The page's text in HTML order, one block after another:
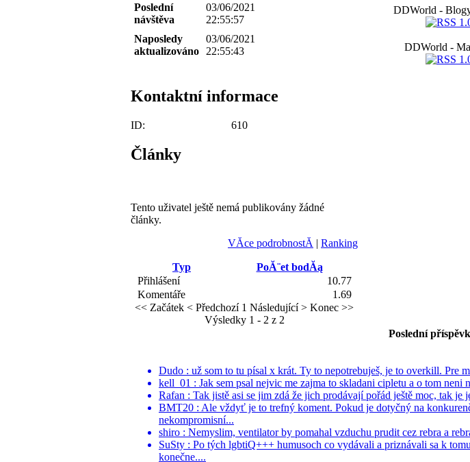
Poslední
návštěva
03/06/2021
22:55:57
Naposledy
aktualizováno
03/06/2021
22:55:43
Kontaktní informace
ID: 610
Články
Tento uživatel ještě nemá publikovány žádné
články.
VĂ­ce podrobnostĂ­ | Ranking
Typ
PoĂ¨et bodĂą
Přihlášení
10.77
Komentáře
1.69
<< Začátek < Předchozí 1 Následující > Konec >>
Výsledky 1 - 2 z 2
DDWorld -
DDWorld -
Poslední
Dudo : už som to tu písal x krát. Ty to nepotrebuješ, je to overkill. Pre
kell_01 : Jak sem psal nejvic me zajma to skladani cipletu a o tom
Rafan : Tak jistě asi se jim zdá že jich prodávají pořád ještě moc, tak je
BMT20 : Ale vždyť je to trefný koment. Pokud je dotyčný na
nekompromisní...
shiro : Nemyslim, ventilator by pomahal vzduchu prudit cez rebra a
SuSty : Po tých lgbtiQ+++ humusoch co vydávali a priznávali sa k
konečne....